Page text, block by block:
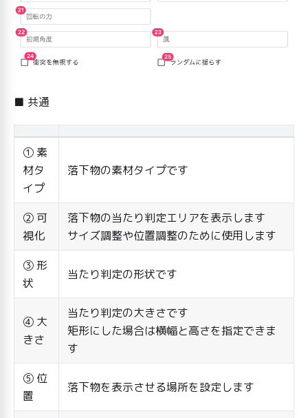
■ 共通
① 素
材タ
イプ
落下物の素材タイプです
② 可
視化
落下物の当たり判定エリアを表示します
サイズ調整や位置調整のために使用します
③ 形
状
当たり判定の形状です
④ 大
きさ
当たり判定の大きさです
矩形にした場合は横幅と高さを指定できま
す
⑤ 位
置
落下物を表示させる場所を設定します